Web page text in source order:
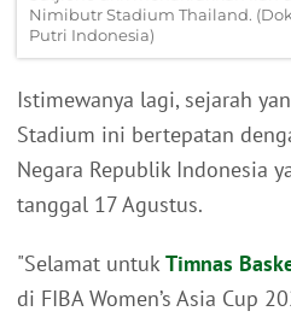
Nimibutr Stadium Thailand.
Putri Indonesia)
Istimewanya lagi, sejarah
Stadium ini bertepatan
Negara Republik Indonesia
tanggal 17 Agustus.
"Selamat untuk Timnas
di FIBA Women’s Asia Cup